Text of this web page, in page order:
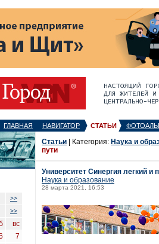
ГЛАВНАЯ НАВИГАТОР СТАТЬИ
>>
>>
вс
7
Статьи | Категория: Наука и
пути
Университет Синергия легкий и
Наука и образование
28 марта 2021, 16:53